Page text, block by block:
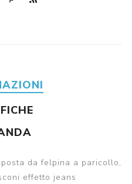
da felpina a paricollo,
effetto jeans